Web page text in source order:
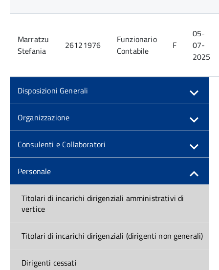
Marratzu
Stefania
26121976
Funzionario
Contabile
F
05-
07-
2025
Disposizioni Generali
Organizzazione
Consulenti e Collaboratori
Personale
Titolari di incarichi dirigenziali amministrativi di
vertice
Titolari di incarichi dirigenziali (dirigenti non generali)
Dirigenti cessati